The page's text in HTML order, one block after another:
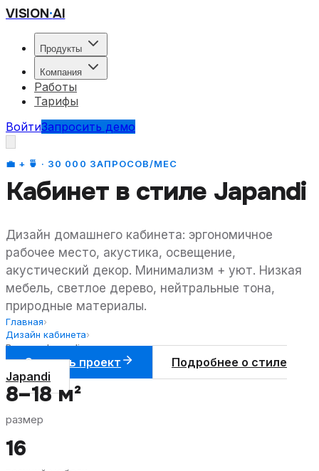
VISION·AI
Продукты
Компания
Работы
Тарифы
ВойтиЗапросить демо
💼 + 🍵 · 30 000 ЗАПРОСОВ/МЕС
Кабинетв стиле Japandi
Дизайн домашнего кабинета: эргономичное
рабочее место, акустика, освещение,
акустический декор. Минимализм + уют. Низкая
мебель, светлое дерево, нейтральные тона,
природные материалы.
Главная›
Дизайн кабинета›
В стиле Japandi
Создать проект
Подробнее о стиле
Japandi
8–18 м²
размер
16